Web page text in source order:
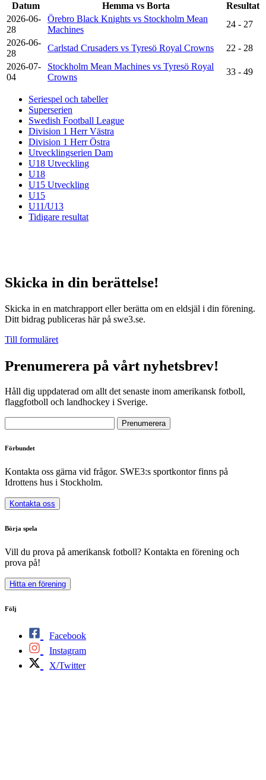
Datum Hemma vs Borta
Resultat
2026-06-
28
Örebro Black Knights vs Stockholm Mean
Machines
24 - 27
2026-06-
28
Carlstad Crusaders vs Tyresö Royal Crowns
22 - 28
2026-07-
04
Stockholm Mean Machines vs Tyresö Royal
Crowns
33 - 49
Seriespel och tabeller
Superserien
Swedish Football League
Division 1 Herr Västra
Division 1 Herr Östra
Utvecklingserien Dam
U18 Utveckling
U18
U15 Utveckling
U15
U11/U13
Tidigare resultat
Skicka in din berättelse!
Skicka in en matchrapport eller berätta om en eldsjäl i din förening.
Ditt bidrag publiceras här på swe3.se.
Till formuläret
Prenumerera på vårt nyhetsbrev!
Håll dig uppdaterad om allt det senaste inom amerikansk fotboll,
flaggfotboll och landhockey i Sverige.
Förbundet
Kontakta oss gärna vid frågor. SWE3:s sportkontor finns på
Idrottens hus i Stockholm.
Kontakta oss
Börja spela
Vill du prova på amerikansk fotboll? Kontakta en förening och
prova på!
Hitta en förening
Följ
Facebook
Instagram
X/Twitter